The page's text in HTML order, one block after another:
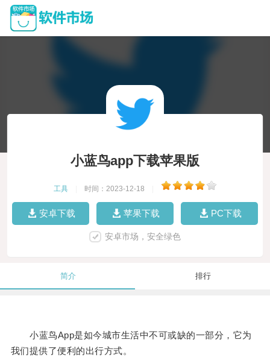
小蓝鸟app下载苹果版
工具 时间：2023-12-18
安卓下载 苹果下载 PC下载
安卓市场，安全绿色
简介 排行
小蓝鸟App是如今城市生活中不可或缺的一部分，它为
我们提供了便利的出行方式。